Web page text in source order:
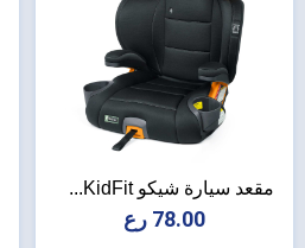
مقعد سيارة شيكو KidFit...
78.00 رع